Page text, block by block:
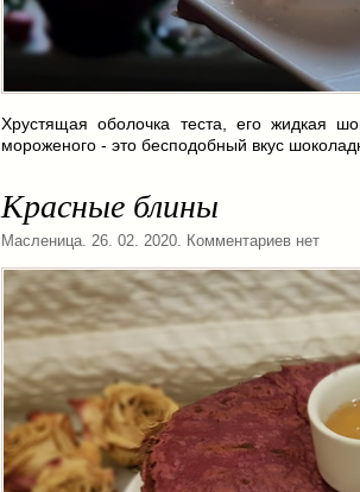
Хрустящая оболочка теста, его жидкая
мороженого - это бесподобный вкус
Красные блины
Масленица . 26. 02. 2020. Комментариев нет